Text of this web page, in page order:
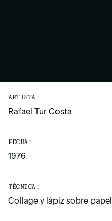
ARTISTA:
Rafael Tur Costa
FECHA:
1976
TÉCNICA:
Collage y lápiz sobre papel